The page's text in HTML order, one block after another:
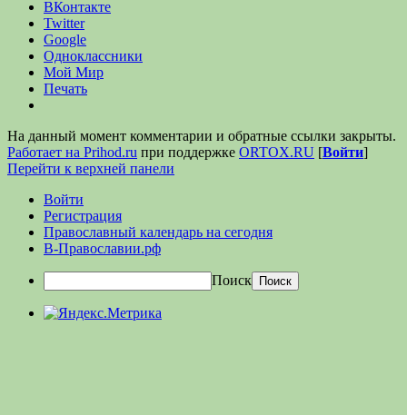
ВКонтакте
Twitter
Google
Одноклассники
Мой Мир
Печать
На данный момент комментарии и обратные ссылки закрыты.
Работает на Prihod.ru при поддержке ORTOX.RU [Войти]
Перейти к верхней панели
Войти
Регистрация
Православный календарь на сегодня
В-Православии.рф
Поиск